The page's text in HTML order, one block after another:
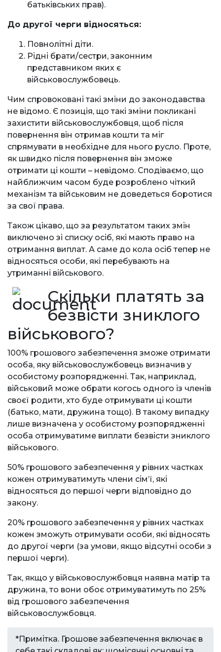
батьківських прав).
До другої черги відносяться:
Повнолітні діти.
Рідні брати/сестри, законним
представником яких є
військовослужбовець.
Чим спровоковані такі зміни до законодавства
не відомо. Є позиція, що такі зміни покликані
захистити військовослужбовця, щоб після
повернення він отримав кошти та міг
спрямувати в необхідне для нього русло. Проте,
як швидко після повернення він зможе
отримати ці кошти – невідомо. Сподіваємо, що
найближчим часом буде розроблено чіткий
механізм та військовим не доведеться боротися
за свої права.
Також цікаво, що за результатом таких змін
виключено зі списку осіб, які мають право на
отримання виплат. А саме до кола осіб тепер не
відносяться особи, які перебувають на
утриманні військового.
Скільки платять за
безвісти зниклого
військового?
100% грошового забезпечення зможе отримати
особа, яку військовослужбовець визначив у
особистому розпорядженні. Так, наприклад,
військовий може обрати когось одного із членів
своєї родити, хто буде отримувати ці кошти
(батько, мати, дружина тощо). В такому випадку
лише визначена у особистому розпорядженні
особа отримуватиме виплати безвісти зниклого
військового.
50% грошового забезпечення у рівних частках
кожен отримуватимуть члени сім’ї, які
відносяться до першої черги відповідно до
закону.
20% грошового забезпечення у рівних частках
кожен зможуть отримувати особи, які відносять
до другої черги (за умови, якщо відсутні особи з
першої черги).
Так, якщо у військовослужбовця наявна матір та
дружина, то вони обоє отримуватимуть по 25%
від грошового забезпечення
військовослужбовця.
*Примітка. Грошове забезпечення включає в